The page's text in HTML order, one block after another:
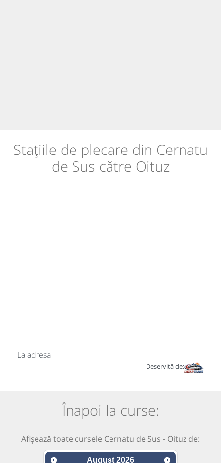
Stațiile de plecare din Cernatu
de Sus către Oituz
La adresa
Deservită de:
Înapoi la curse:
Afișează toate cursele Cernatu de Sus - Oituz de:
August 2026